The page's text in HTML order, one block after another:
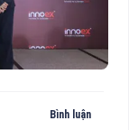
Bình luận